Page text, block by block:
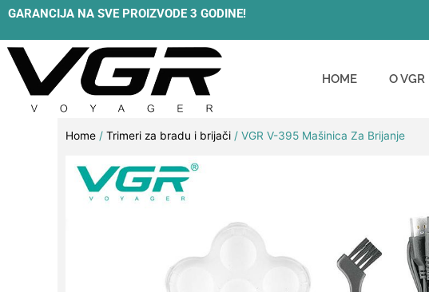
Skip
content
GARANCIJA NA SVE PROIZVODE 3 GODINE!
HOME O VGR
Home / Trimeri za bradu i brijači / VGR V-395 Mašinica Za Brijanje